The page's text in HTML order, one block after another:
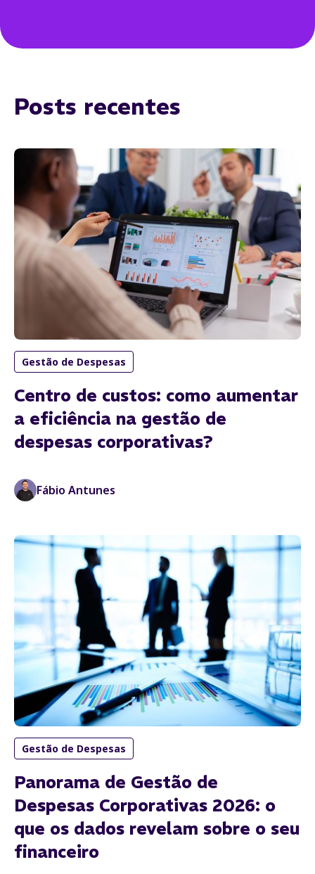
Posts recentes
Gestão de Despesas
Centro de custos: como aumentar
a eficiência na gestão de
despesas corporativas?
Fábio Antunes
Gestão de Despesas
Panorama de Gestão de
Despesas Corporativas 2026: o
que os dados revelam sobre o seu
financeiro